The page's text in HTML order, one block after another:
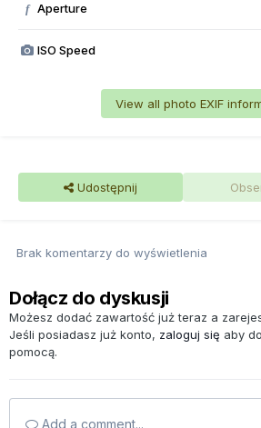
f Aperture
ISO Speed
View all photo EXIF
Udostępnij
Brak komentarzy do wyświetlenia
Dołącz do dyskusji
Możesz dodać zawartość już teraz a
Jeśli posiadasz już konto, zaloguj się aby
pomocą.
Add a comment...